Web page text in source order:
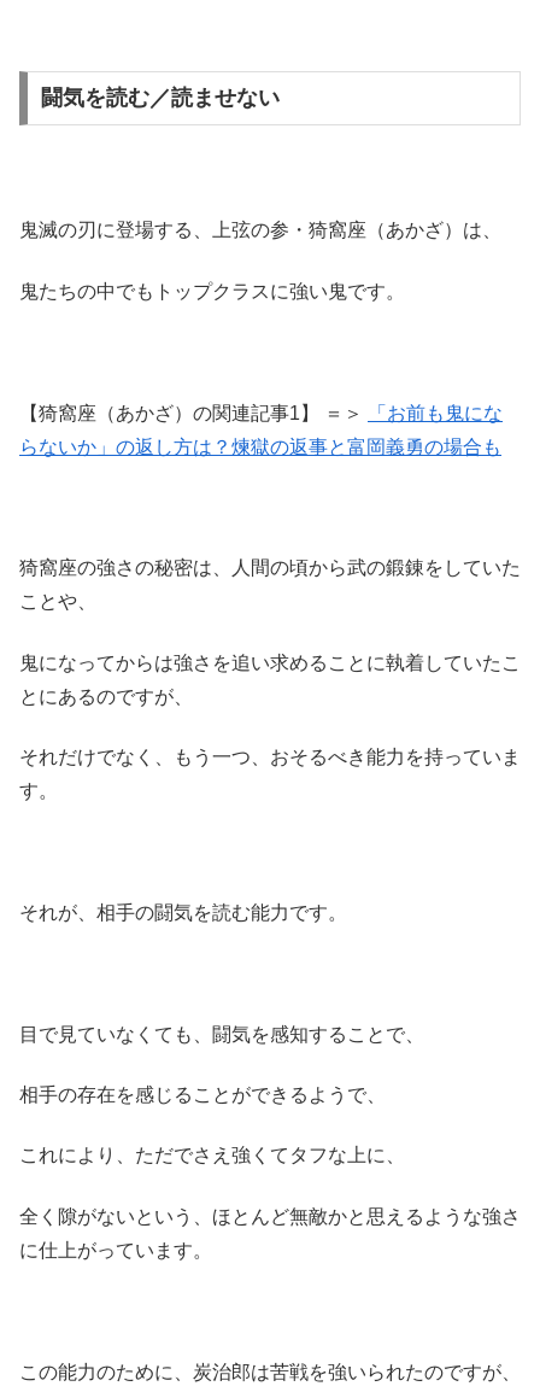
闘気を読む／読ませない
鬼滅の刃に登場する、上弦の参・猗窩座（あかざ）は、
鬼たちの中でもトップクラスに強い鬼です。
【猗窩座（あかざ）の関連記事1】 ＝＞
「お前も鬼にな
らないか」の返し方は？煉獄の返事と富岡義勇の場合も
猗窩座の強さの秘密は、人間の頃から武の鍛錬をしていた
ことや、
鬼になってからは強さを追い求めることに執着していたこ
とにあるのですが、
それだけでなく、もう一つ、おそるべき能力を持っていま
す。
それが、相手の闘気を読む能力です。
目で見ていなくても、闘気を感知することで、
相手の存在を感じることができるようで、
これにより、ただでさえ強くてタフな上に、
全く隙がないという、ほとんど無敵かと思えるような強さ
に仕上がっています。
この能力のために、炭治郎は苦戦を強いられたのですが、